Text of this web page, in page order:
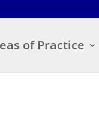
of Practice